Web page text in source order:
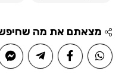
מצאתם את מה